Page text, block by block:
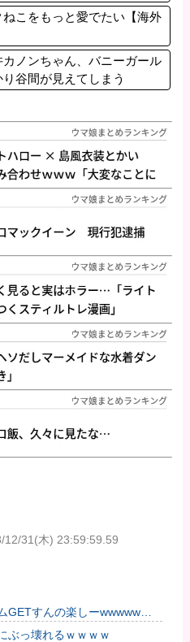
ねこをもっと愛でたい【海外
カノンちゃん、バニーガール
谷間が見えてしまう
12/31(木) 23:59:59.59
すんの楽しーwwwww」
ぶっ壊れるｗｗｗｗ